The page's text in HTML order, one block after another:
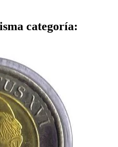
categoría: